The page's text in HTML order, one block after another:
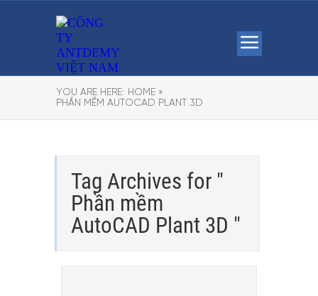
YOU ARE HERE: HOME »
PHẦN MỀM AUTOCAD PLANT 3D
Tag Archives for "
Phần mềm
AutoCAD Plant 3D "